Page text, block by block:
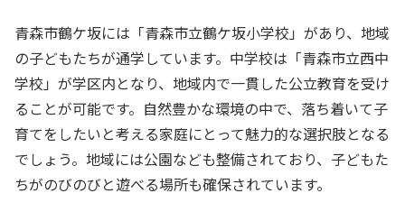
青森市鶴ケ坂には「青森市立鶴ケ坂小学校」があり、地域
の子どもたちが通学しています。中学校は「青森市立西中
学校」が学区内となり、地域内で一貫した公立教育を受け
ることが可能です。自然豊かな環境の中で、落ち着いて子
育てをしたいと考える家庭にとって魅力的な選択肢となる
でしょう。地域には公園なども整備されており、子どもた
ちがのびのびと遊べる場所も確保されています。